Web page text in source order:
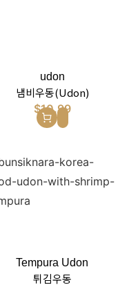
udon
냄비우동(Udon)
$10.99
Tempura Udon
튀김우동